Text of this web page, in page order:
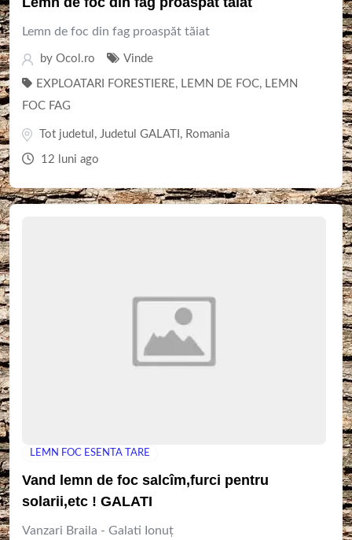
Lemn de foc din fag proaspăt tăiat
by Ocol.ro Vinde
EXPLOATARI FORESTIERE, LEMN DE FOC, LEMN
FOC FAG
Tot judetul , Judetul GALATI , Romania
12 luni ago
LEMN FOC ESENTA TARE
Vand lemn de foc salcîm,furci pentru
solarii,etc ! GALATI
Vanzari Braila - Galati Ionuț